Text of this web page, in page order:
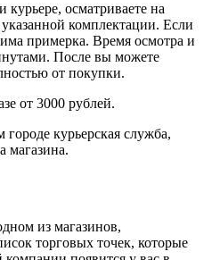
осматриваете на
указанной комплектации. Если
примерка. Время осмотра и
После вы можете
от покупки.
от 3000 рублей.
курьерская служба,
магазина.
из магазинов,
торговых точек, которые